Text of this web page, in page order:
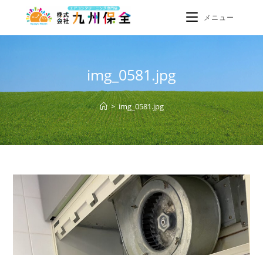
メニュー
img_0581.jpg
> img_0581.jpg